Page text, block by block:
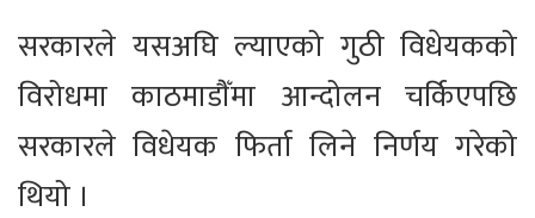
सरकारले यसअघि ल्याएको गुठी विधेयकको
विरोधमा काठमाडौँमा आन्दोलन चर्किएपछि
सरकारले विधेयक फिर्ता लिने निर्णय गरेको
थियो ।